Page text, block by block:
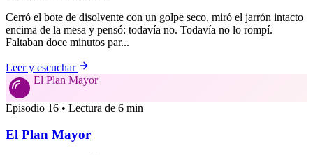
Cerró el bote de disolvente con un golpe seco, miró el jarrón intacto
encima de la mesa y pensó: todavía no. Todavía no lo rompí.
Faltaban doce minutos par...
Leer y escuchar
El Plan Mayor
Episodio 16 • Lectura de 6 min
El Plan Mayor